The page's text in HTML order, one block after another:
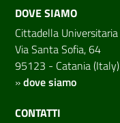
DOVE SIAMO
Cittadella Universitaria
Via Santa Sofia, 64
95123 - Catania (Italy)
»dove siamo
CONTATTI